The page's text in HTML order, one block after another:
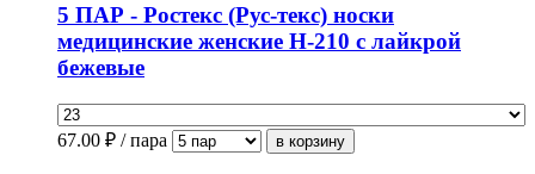
5 ПАР - Ростекс (Рус-текс) носки
медицинские женские Н-210 с лайкрой
бежевые
67.00 ₽ / пара